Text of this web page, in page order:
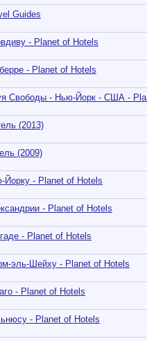
Guides
- Planet of Hotels
- Planet of Hotels
Свободы - Нью-Йорк - США -
(2013)
(2009)
Йорку - Planet of Hotels
- Planet of Hotels
- Planet of Hotels
эль-Шейху - Planet of Hotels
- Planet of Hotels
- Planet of Hotels